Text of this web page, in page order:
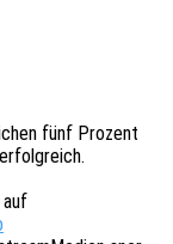
fünf Prozent
auf